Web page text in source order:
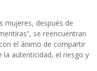
mujeres, después de
se reencuentran
el ánimo de compartir
la autenticidad, el riesgo y